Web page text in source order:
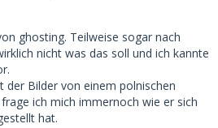
ghosting. Teilweise sogar nach
nicht was das soll und ich kannte
der Bilder von einem polnischen
ich mich immernoch wie er sich
hat.